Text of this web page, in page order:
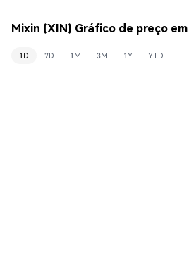
Mixin (XIN) Gráfico de preço
1D 7D 1M 3M 1Y YTD